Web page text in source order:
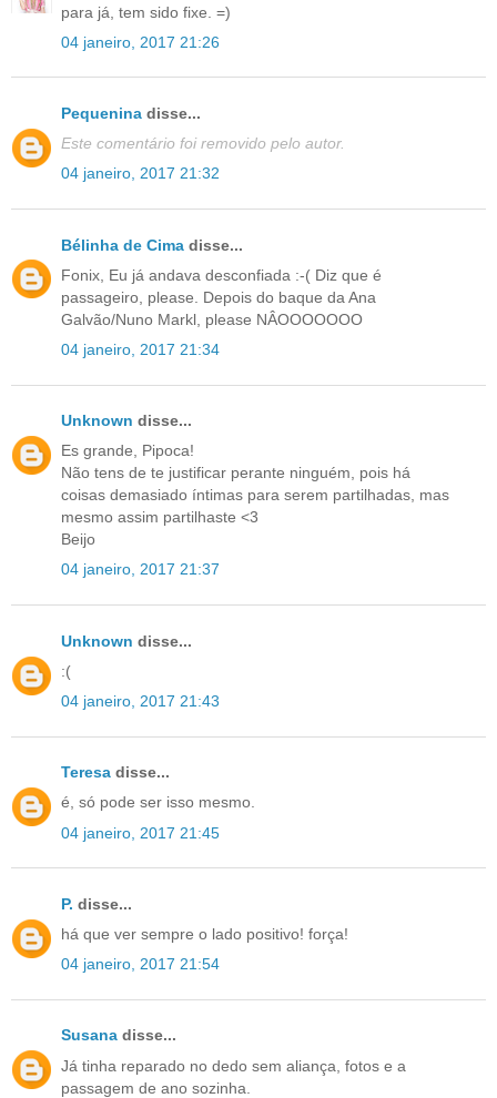
para já, tem sido fixe. =)
04 janeiro, 2017 21:26
Pequenina disse...
Este comentário foi removido pelo autor.
04 janeiro, 2017 21:32
Bélinha de Cima disse...
Fonix, Eu já andava desconfiada :-( Diz que é
passageiro, please. Depois do baque da Ana
Galvão/Nuno Markl, please NÂOOOOOOO
04 janeiro, 2017 21:34
Unknown disse...
Es grande, Pipoca!
Não tens de te justificar perante ninguém, pois há
coisas demasiado íntimas para serem partilhadas, mas
mesmo assim partilhaste <3
Beijo
04 janeiro, 2017 21:37
Unknown disse...
:(
04 janeiro, 2017 21:43
Teresa disse...
é, só pode ser isso mesmo.
04 janeiro, 2017 21:45
P. disse...
há que ver sempre o lado positivo! força!
04 janeiro, 2017 21:54
Susana disse...
Já tinha reparado no dedo sem aliança, fotos e a
passagem de ano sozinha.